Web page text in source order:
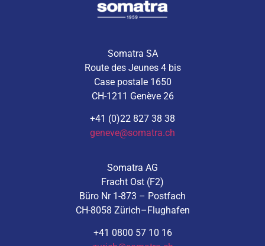
Somatra SA
Route des Jeunes 4 bis
Case postale 1650
CH-1211 Genève 26
+41 (0)22 827 38 38
geneve@somatra.ch
Somatra AG
Fracht Ost (F2)
Büro Nr 1-873 – Postfach
CH-8058 Zürich–Flughafen
+41 0800 57 10 16